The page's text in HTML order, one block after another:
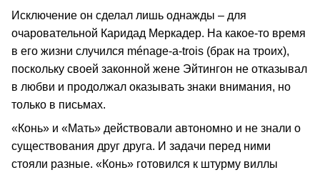
Исключение он сделал лишь однажды – для
очаровательной Каридад Меркадер. На какое-то время
в его жизни случился ménage-a-trois (брак на троих),
поскольку своей законной жене Эйтингон не отказывал
в любви и продолжал оказывать знаки внимания, но
только в письмах.
«Конь» и «Мать» действовали автономно и не знали о
существования друг друга. И задачи перед ними
стояли разные. «Конь» готовился к штурму виллы